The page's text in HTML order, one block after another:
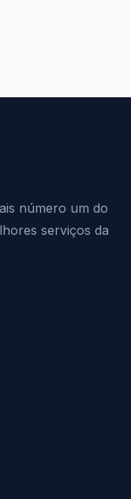
número um do
serviços da